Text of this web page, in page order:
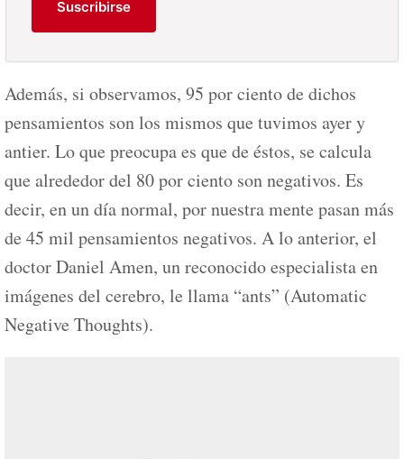
Suscribirse
Además, si observamos, 95 por ciento de dichos
pensamientos son los mismos que tuvimos ayer y
antier. Lo que preocupa es que de éstos, se calcula
que alrededor del 80 por ciento son negativos. Es
decir, en un día normal, por nuestra mente pasan más
de 45 mil pensamientos negativos. A lo anterior, el
doctor Daniel Amen, un reconocido especialista en
imágenes del cerebro, le llama “ants” (Automatic
Negative Thoughts).